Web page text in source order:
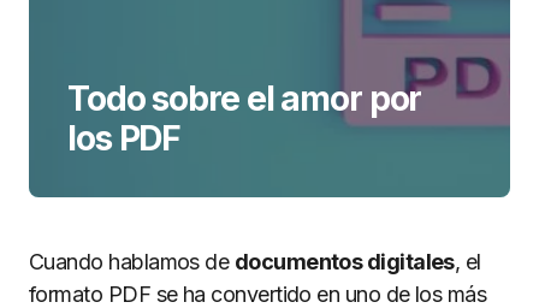
Todo sobre el amor por
los PDF
Cuando hablamos de documentos digitales, el
formato PDF se ha convertido en uno de los más